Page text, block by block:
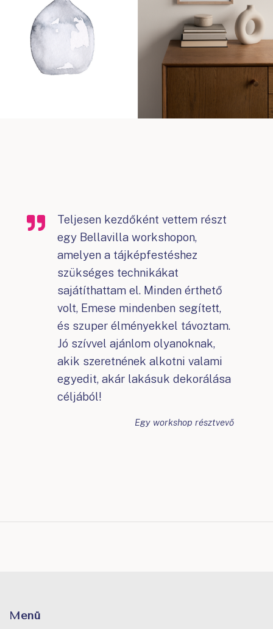
Teljesen kezdőként vettem részt
egy Bellavilla workshopon,
amelyen a tájképfestéshez
szükséges technikákat
sajátíthattam el. Minden érthető
volt, Emese mindenben segített,
és szuper élményekkel távoztam.
Jó szívvel ajánlom olyanoknak,
akik szeretnének alkotni valami
egyedit, akár lakásuk dekorálása
céljából!
Egy workshop résztvevő
Menü